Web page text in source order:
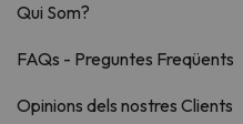
Qui Som?
FAQs - Preguntes Freqüents
Opinions dels nostres Clients